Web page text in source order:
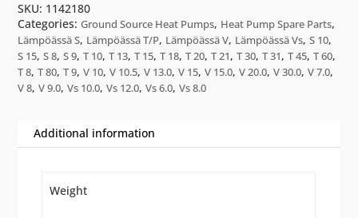
SKU: 1142180
Categories:Ground Source Heat Pumps, Heat Pump Spare Parts,
Lämpöässä S, Lämpöässä T/P, Lämpöässä V, Lämpöässä Vs,S 10,
S 15,S 8,S 9,T 10,T 13,T 15,T 18,T 20,T 21,T 30,T 31,T 45,T 60,
T 8,T 80,T 9,V 10,V 10.5,V 13.0,V 15,V 15.0,V 20.0,V 30.0,V 7.0,
V 8,V 9.0,Vs 10.0,Vs 12.0,Vs 6.0,Vs 8.0
Additional information
Weight